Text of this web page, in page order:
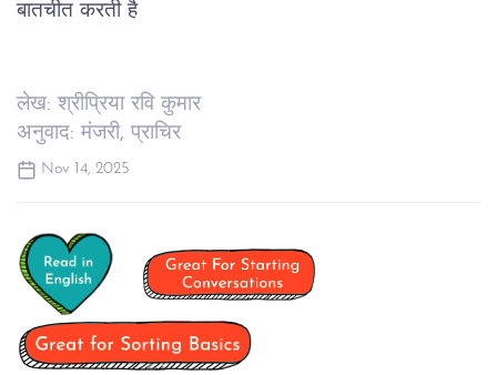
बातचीत करती है
लेख: श्रीप्रिया रवि कुमार
अनुवाद: मंजरी, प्राचिर
Nov 14, 2025